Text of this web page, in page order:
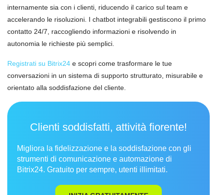
internamente sia con i clienti, riducendo il carico sul team e
accelerando le risoluzioni. I chatbot integrabili gestiscono il primo
contatto 24/7, raccogliendo informazioni e risolvendo in
autonomia le richieste più semplici.
Registrati su Bitrix24 e scopri come trasformare le tue
conversazioni in un sistema di supporto strutturato, misurabile e
orientato alla soddisfazione del cliente.
Clienti soddisfatti, attività fiorente!
Migliora la fidelizzazione e la soddisfazione con gli
strumenti di comunicazione e automazione di
Bitrix24. Gratuito per sempre, utenti illimitati.